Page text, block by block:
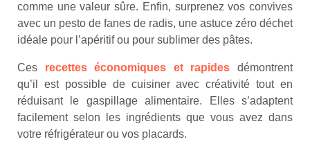
comme une valeur sûre. Enfin, surprenez vos convives
avec un pesto de fanes de radis, une astuce zéro déchet
idéale pour l’apéritif ou pour sublimer des pâtes.
Ces recettes économiques et rapides démontrent
qu’il est possible de cuisiner avec créativité tout en
réduisant le gaspillage alimentaire. Elles s’adaptent
facilement selon les ingrédients que vous avez dans
votre réfrigérateur ou vos placards.